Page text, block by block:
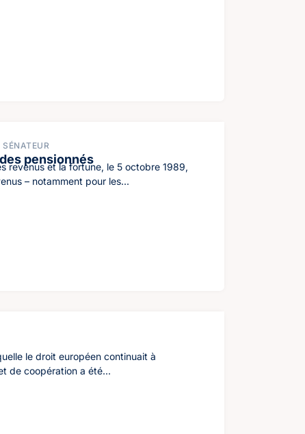
pensionnés
revenus et la fortune, le 5 octobre 1989,
– notamment pour les...
le droit européen continuait à
de coopération a été...